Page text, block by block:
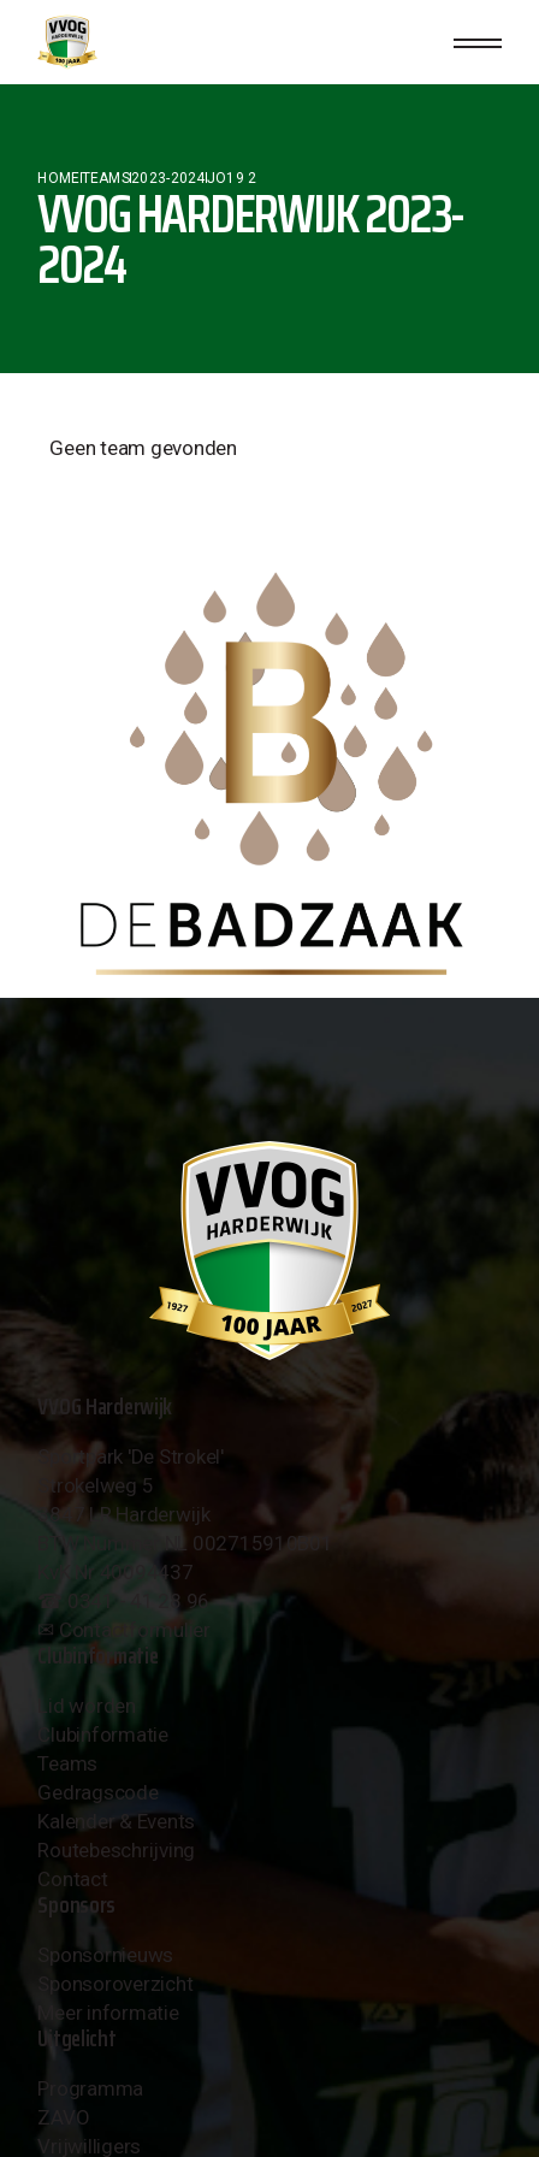
HOMETEAMS2023-2024JO19 2
VVOG HARDERWIJK 2023-
2024
Geen team gevonden
VVOG Harderwijk
Sportpark 'De Strokel'
Strokelweg 5
3847 LR Harderwijk
BTW Nummer NL 002715910B01
KvK Nr 40094437
☎︎ 0341 - 41 28 96
✉︎ Contactformulier
Clubinformatie
Lid worden
Clubinformatie
Teams
Gedragscode
Kalender & Events
Routebeschrijving
Contact
Sponsors
Sponsornieuws
Sponsoroverzicht
Meer informatie
Uitgelicht
Programma
ZAVO
Vrijwilligers